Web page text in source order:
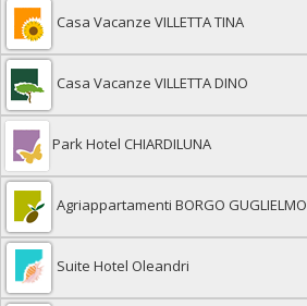
Casa Vacanze VILLETTA TINA
Casa Vacanze VILLETTA DINO
Park Hotel CHIARDILUNA
Agriappartamenti BORGO GUGLIELMO
Suite Hotel Oleandri